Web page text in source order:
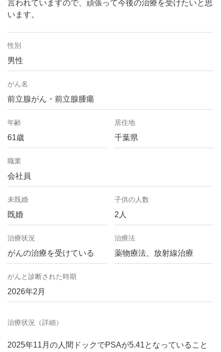
言われていますので、頑張って今後の治療を受けたいと思
います。
性別
男性
がん名
前立腺がん・前立腺腫瘍
年齢
61歳
居住地
千葉県
職業
会社員
未既婚
既婚
子供の人数
2人
治療状況
がんの治療を受けている
治療法
薬物療法、放射線治療
がんと診断された時期
2026年2月
治療状況（詳細）
2025年11月の人間ドックでPSAが5.41となっていること